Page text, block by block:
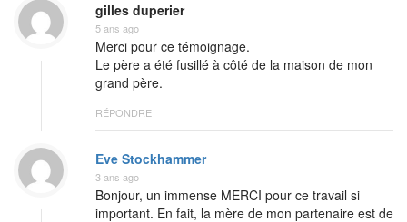
gilles duperier
5 ans ago
Merci pour ce témoignage.
Le père a été fusillé à côté de la maison de mon
grand père.
RÉPONDRE
Eve Stockhammer
3 ans ago
Bonjour, un immense MERCI pour ce travail si
important. En fait, la mère de mon partenaire est de